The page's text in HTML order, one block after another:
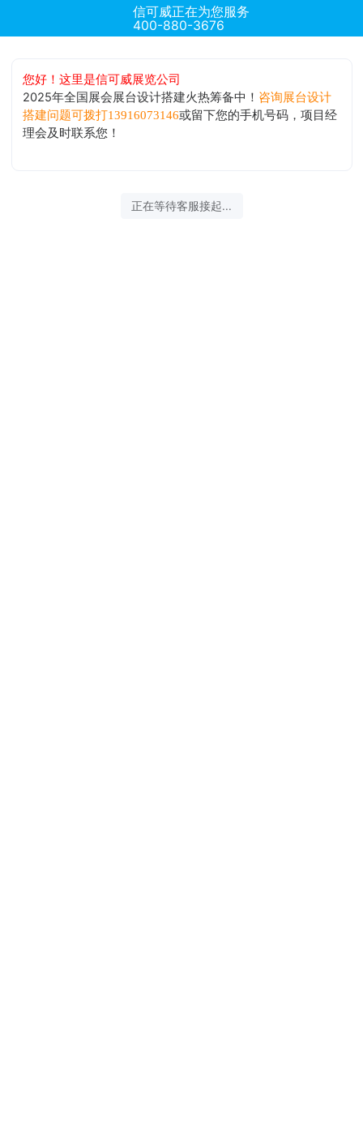
信可威正在为您服务
400-880-3676
您好！这里是信可威展览公司
2025年全国展会展台设计搭建火热筹备中！ 咨询展台设计
搭建问题可拨打13916073146或留下您的手机号码，项目经
理会及时联系您！
正在等待客服接起...